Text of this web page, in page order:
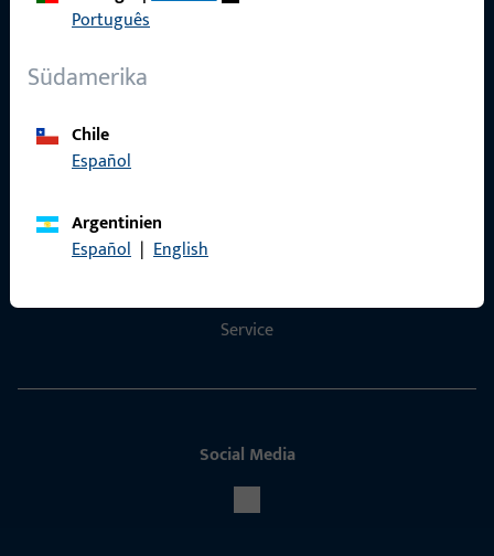
Português
Südamerika
Chile
Español
Argentinien
Español | English
Kontakt aufnehmen
Service
Social Media